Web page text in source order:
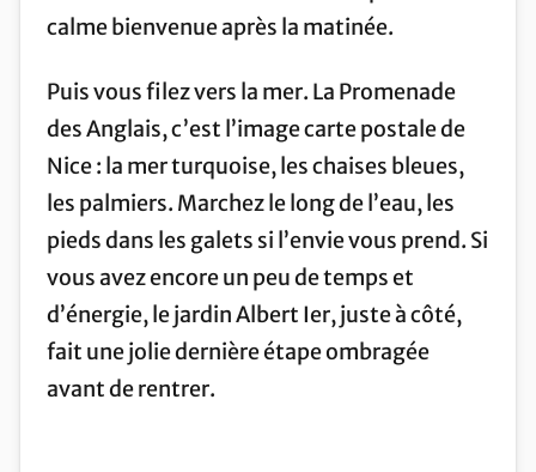
calme bienvenue après la matinée.
Puis vous filez vers la mer. La Promenade
des Anglais, c’est l’image carte postale de
Nice : la mer turquoise, les chaises bleues,
les palmiers. Marchez le long de l’eau, les
pieds dans les galets si l’envie vous prend. Si
vous avez encore un peu de temps et
d’énergie, le jardin Albert Ier, juste à côté,
fait une jolie dernière étape ombragée
avant de rentrer.